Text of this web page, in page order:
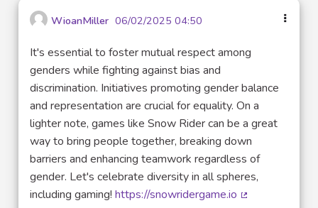
WioanMiller 06/02/2025 04:50
It's essential to foster mutual respect among
genders while fighting against bias and
discrimination. Initiatives promoting gender balance
and representation are crucial for equality. On a
lighter note, games like Snow Rider can be a great
way to bring people together, breaking down
barriers and enhancing teamwork regardless of
gender. Let's celebrate diversity in all spheres,
including gaming! https://snowridergame.io